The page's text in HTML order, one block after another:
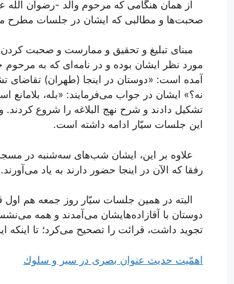
از همان هنگامی که مرحوم والد -رضوان اللَه
صحبت‌ها و مطالبی که ایشان در جلسات مطرح
مبنای تبلیغ و تحقیق و ممارست و صحبت
مورد نظر ایشان بوده و در نامه‌ای که به
آمده است: «دوستان در اینجا (طهران) تقاضای
نه؟» ایشان در جواب می‌فرمایند: «بله، بلامانع
تشکیل دادند و شرح نهج البلاغه را شروع کردند.
این جلسات سیّار ادامه داشته است.
علاوه بر این، ایشان شب‌های سه‌شنبه در
رفقا که الآن در اینجا حضور دارند به یاد می‌آورند.
البته در همین جلسات سیّار روز جمعه هم
دوستان با آقازاده‌هایشان می‌آمدند و همه
تجوید داشت، قرائت را تصحیح می‌کرد؛ تا
اهمّیت حدیث عنوان بصرى در سیر و سلوك